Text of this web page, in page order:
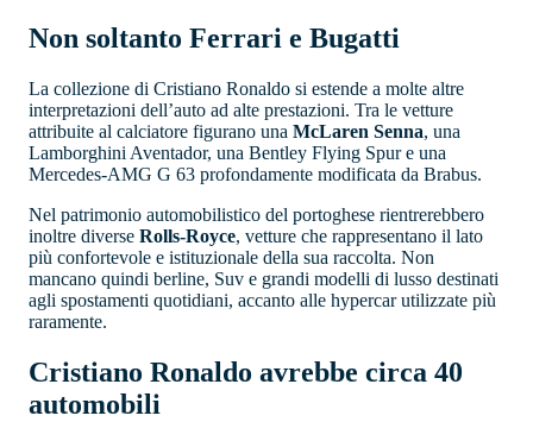
Non soltanto Ferrari e Bugatti
La collezione di Cristiano Ronaldo si estende a molte altre
interpretazioni dell’auto ad alte prestazioni. Tra le vetture
attribuite al calciatore figurano una McLaren Senna, una
Lamborghini Aventador, una Bentley Flying Spur e una
Mercedes-AMG G 63 profondamente modificata da Brabus.
Nel patrimonio automobilistico del portoghese rientrerebbero
inoltre diverse Rolls-Royce, vetture che rappresentano il lato
più confortevole e istituzionale della sua raccolta. Non
mancano quindi berline, Suv e grandi modelli di lusso destinati
agli spostamenti quotidiani, accanto alle hypercar utilizzate più
raramente.
Cristiano Ronaldo avrebbe circa 40
automobili